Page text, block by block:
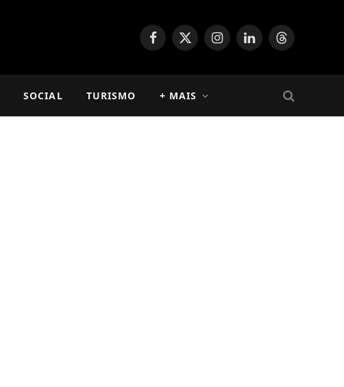
Facebook
X
InstagramLinkedInThreads
SOCIAL TURISMO + MAIS